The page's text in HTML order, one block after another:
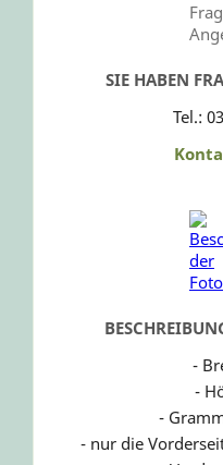
SIE HABEN
Tel.:
-
-
-
- nur die